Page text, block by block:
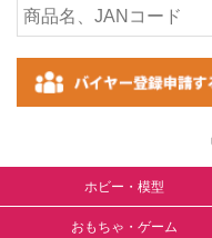
ホビー・模型
おもちゃ・ゲーム